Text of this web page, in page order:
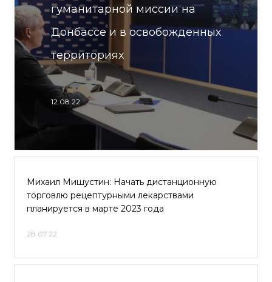
гуманитарной миссии на
Донбассе и в освобожденных
территориях
12.08.22
Михаил Мишустин: Начать дистанционную
торговлю рецептурными лекарствами
планируется в марте 2023 года
28.07.22